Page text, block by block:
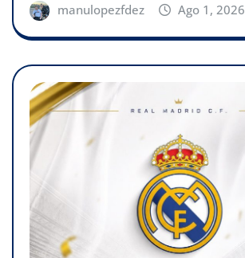
manulopezfdez Ago 1, 2026